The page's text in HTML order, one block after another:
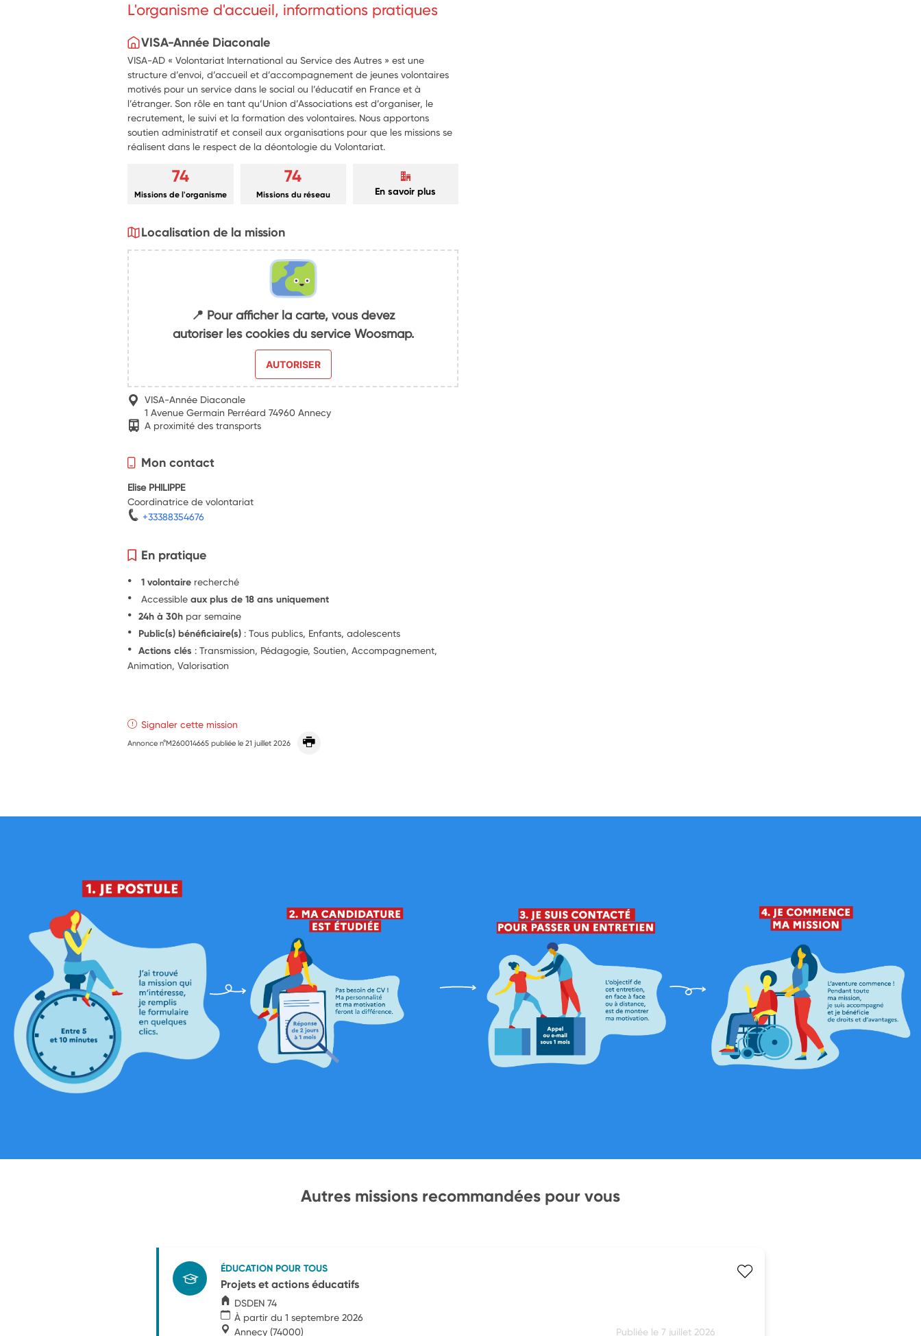
L'organisme d'accueil, informations pratiques
VISA-Année Diaconale
VISA-AD « Volontariat International au Service des Autres » est une
structure d’envoi, d’accueil et d’accompagnement de jeunes volontaires
motivés pour un service dans le social ou l’éducatif en France et à
l’étranger. Son rôle en tant qu’Union d’Associations est d’organiser, le
recrutement, le suivi et la formation des volontaires. Nous apportons
soutien administratif et conseil aux organisations pour que les missions se
réalisent dans le respect de la déontologie du Volontariat.
74
Missions de l'organisme
74
Missions du réseau En savoir plus
Localisation de la mission
📍 Pour afficher la carte, vous devez
autoriser les cookies du service Woosmap.
AUTORISER
VISA-Année Diaconale
1 Avenue Germain Perréard 74960 Annecy
A proximité des transports
Mon contact
Elise PHILIPPE
Coordinatrice de volontariat
+33388354676
En pratique
1 volontaire recherché
Accessibleaux plus de 18 ans uniquement
24h à 30h par semaine
Public(s) bénéficiaire(s) : Tous publics, Enfants, adolescents
Actions clés : Transmission, Pédagogie, Soutien, Accompagnement,
Animation, Valorisation
Signaler cette mission
Annonce n°M260014665 publiée le21 juillet 2026
Autres missions recommandées pour vous
ÉDUCATION POUR TOUS
Projets et actions éducatifs
DSDEN 74
À partir du 1 septembre 2026
Annecy (74000) Publiée le 7 juillet 2026